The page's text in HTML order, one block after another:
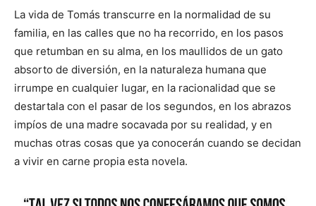
La vida de Tomás transcurre en la normalidad de su
familia, en las calles que no ha recorrido, en los pasos
que retumban en su alma, en los maullidos de un gato
absorto de diversión, en la naturaleza humana que
irrumpe en cualquier lugar, en la racionalidad que se
destartala con el pasar de los segundos, en los abrazos
impíos de una madre socavada por su realidad, y en
muchas otras cosas que ya conocerán cuando se decidan
a vivir en carne propia esta novela.